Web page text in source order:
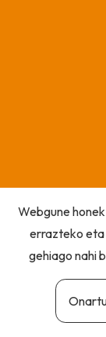
Webgune
errazteko eta
gehiago nahi